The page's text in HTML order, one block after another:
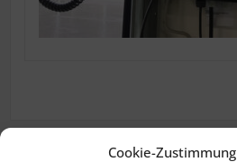
Cookie-Zustimmung